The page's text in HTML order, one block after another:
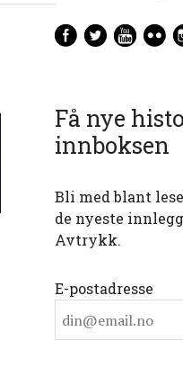
Få nye
innboksen
Bli med blant
de nyeste
Avtrykk.
E-postadresse